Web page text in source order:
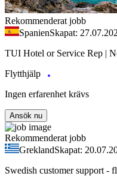
Rekommenderat jobb
SpanienSkapat:
TUI Hotel or Service Rep |
Flytthjälp
Ingen erfarenhet krävs
Ansök nu
Rekommenderat jobb
GreklandSkapat:
Swedish customer support -